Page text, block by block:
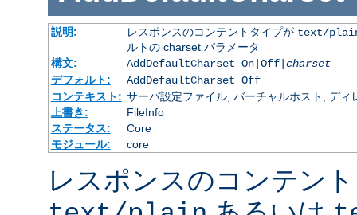
説明: レスポンスのコンテントタイプが text/
ルトの charset パラメータ
構文:
AddDefaultCharset On|Off| charset
デフォルト:
AddDefaultCharset Off
コンテキスト: サーバ設定ファイル, バーチャルホスト, ディ
上書き:
FileInfo
ステータス:
Core
モジュール:
core
レスポンスのコンテン